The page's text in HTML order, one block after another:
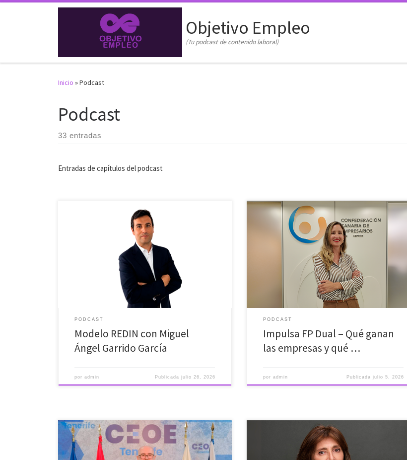
Objetivo Empleo
(Tu podcast de contenido laboral)
Inicio »Podcast
Podcast
33 entradas
Entradas de capítulos del podcast
En este nuevo episodio de Objetivo Empleo,
descubrimos que la clave no es estudiar más, sino
estudiar mejor. Charlamos con Miguel Ángel Garrido
García, un docente que está transformando la
formación profesional con su innovador modelo REDIN
(Relaciones, Empleabilidad, Identidad y Narrativa).
Miguel Ángel no solo teoriza; ha demostrado que […]
PODCAST
Modelo REDIN con Miguel
Ángel Garrido García
poradmin Publicada julio 26, 2026
¿Cuántas veces hablamos de lo difícil que es encontrar
el talento adecuado o de la frustración de terminar los
estudios y que te pidan experiencia para empezar?
En el nuevo episodio de Objetivo Empleo abordamos
la herramienta que está acortando de verdad esa
distancia: la Formación Profesional Dual. Para
PODCAST
Impulsa FP Dual – Qué ganan
las empresas y qué …
poradmin Publicada julio 5, 2026
Casi 1,6 millones de personas no acuden a su trabajo
cada día en España, y Canarias lidera esta
Quizá debamos empezar a hablar de menopausia en
el lugar de trabajo. Somos muchas y estamos